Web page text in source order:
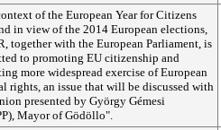
of the European Year for Citizens
in view of the 2014 European elections,
together with the European Parliament, is
to promoting EU citizenship and
more widespread exercise of European
rights, an issue that will be discussed with
presented by György Gémesi
Mayor of Gödöllo".